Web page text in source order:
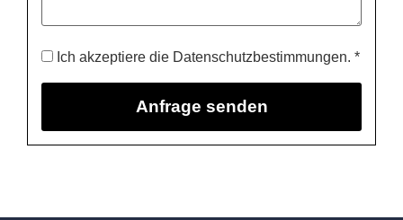
Ich akzeptiere die Datenschutzbestimmungen. *